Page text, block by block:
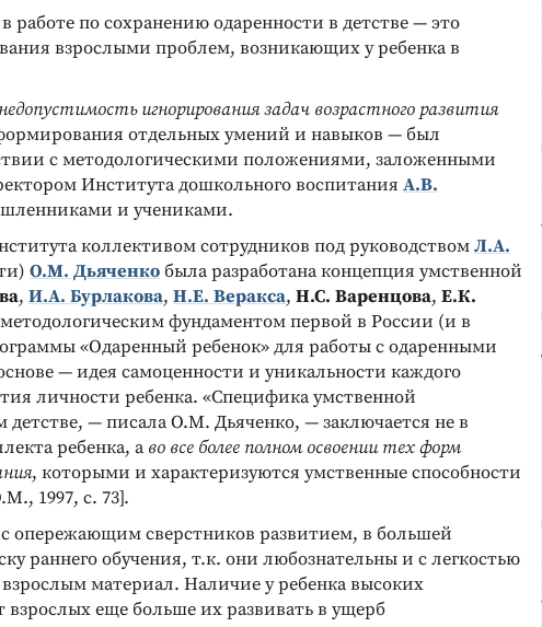
по сохранению одаренности в детстве — это
взрослыми проблем, возникающих у ребенка в
игнорирования задач возрастного развития
отдельных умений и навыков — был
с методологическими положениями, заложенными
Института дошкольного воспитания А.В.
и учениками.
коллективом сотрудников под руководствомЛ.А.
О.М. Дьяченко была разработана концепция умственной
, И.А. Бурлакова, Н.Е. Веракса, Н.С. Варенцова, Е.К.
методологическим фундаментом первой в России (и в
«Одаренный ребенок» для работы с одаренными
— идея самоценности и уникальности каждого
личности ребенка. «Специфика умственной
— писала О.М. Дьяченко, — заключается не в
ребенка, аво все более полном освоении тех форм
, которыми и характеризуются умственные способности
1997, с. 73].
опережающим сверстников развитием, в большей
раннего обучения, т.к. они любознательны и с легкостью
материал. Наличие у ребенка высоких
взрослых еще больше их развивать в ущерб